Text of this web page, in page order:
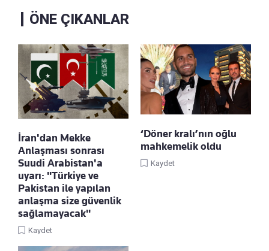
ÖNE ÇIKANLAR
İran'dan Mekke
Anlaşması sonrası
Suudi Arabistan'a
uyarı: "Türkiye ve
Pakistan ile yapılan
anlaşma size güvenlik
sağlamayacak"
Kaydet
‘Döner kralı’nın oğlu
mahkemelik oldu
Kaydet